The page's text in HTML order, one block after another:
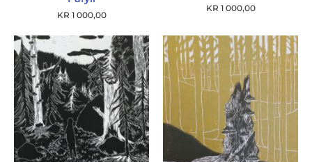
KR 1 000,00
KR 1 000,00